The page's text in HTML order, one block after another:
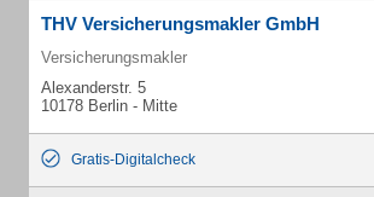
THV Versicherungsmakler GmbH
Versicherungsmakler
Alexanderstr. 5
10178 Berlin - Mitte
Gratis-Digitalcheck